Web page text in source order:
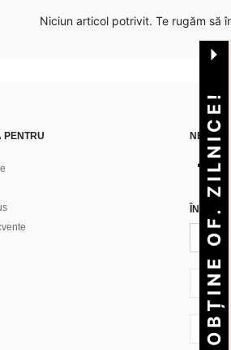
Niciun articol potrivit. Te rugăm să
PENTRU NE
RO + 40
RO + 40
OBȚINE OF. ZILNICE!